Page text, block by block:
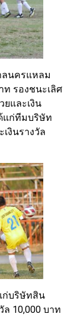
ลนครแหลม
ท รองชนะเลิศ
ยและเงิน
แก่ทีมบริษัท
งินรางวัล
ก่บริษัทสิน
ล 10,000 บาท